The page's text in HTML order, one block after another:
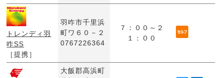
トレンディ羽
咋SS
［提携］
羽咋市千里浜
町ワ６０－２
0767226364
７：００～２
１：００
大飯郡高浜町